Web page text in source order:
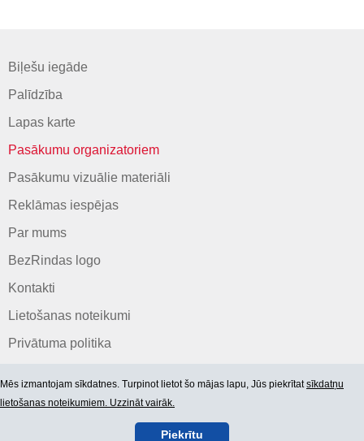
Biļešu iegāde
Palīdzība
Lapas karte
Pasākumu organizatoriem
Pasākumu vizuālie materiāli
Reklāmas iespējas
Par mums
BezRindas logo
Kontakti
Lietošanas noteikumi
Privātuma politika
Mēs izmantojam sīkdatnes. Turpinot lietot šo mājas lapu, Jūs piekrītatsīkdatņu
lietošanas noteikumiem. Uzzināt vairāk.
Piekrītu